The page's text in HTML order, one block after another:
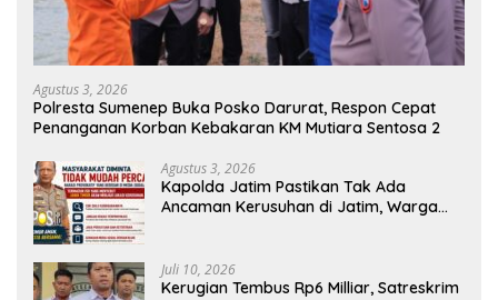
Agustus 3, 2026
Polresta Sumenep Buka Posko Darurat, Respon Cepat
Penanganan Korban Kebakaran KM Mutiara Sentosa 2
Agustus 3, 2026
Kapolda Jatim Pastikan Tak Ada
Ancaman Kerusuhan di Jatim, Warga
Juli 10, 2026
Kerugian Tembus Rp6 Milliar, Satreskrim